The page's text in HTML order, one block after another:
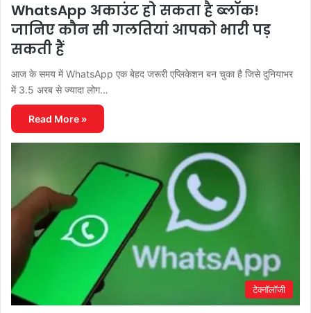
WhatsApp अकाउंट हो सकता है ब्लॉक!
जानिए कौन सी गलतियां आपको भारी पड़
सकती हैं
आज के समय में WhatsApp एक बेहद जरूरी एप्लिकेशन बन चुका है जिसे दुनियाभर
में 3.5 अरब से ज्यादा लोग…
Read More »
टेक्नॉलॉजी